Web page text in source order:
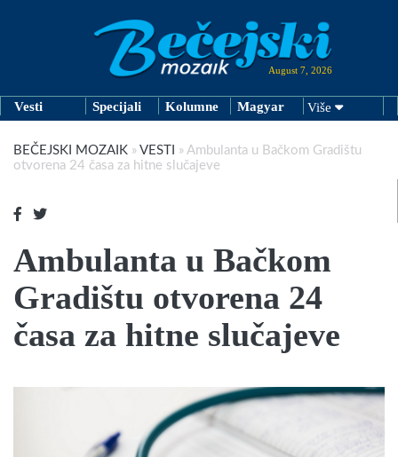
August 7, 2026
Vesti Specijali Kolumne Magyar Više
BEČEJSKI MOZAIK » VESTI » Ambulanta u Bačkom Gradištu
otvorena 24 časa za hitne slučajeve
Ambulanta u Bačkom
Gradištu otvorena 24
časa za hitne slučajeve